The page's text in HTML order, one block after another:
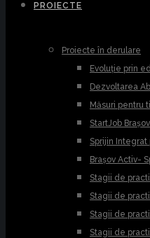
PROIECTE
Proiecte în derulare
Evoluție prin
Dezvoltarea
Măsuri pentru
StartJob Brașov
Sprijin Integrat
Brașov Activ-
Stagii de
Stagii de
Stagii de
Stagii de